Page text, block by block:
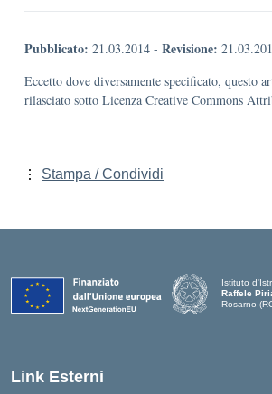
Pubblicato: 21.03.2014 - Revisione:
Eccetto dove diversamente specificato, questo
rilasciato sotto Licenza Creative Commons
Stampa / Condividi
Istituto
Raffele
Rosarno
Link Esterni